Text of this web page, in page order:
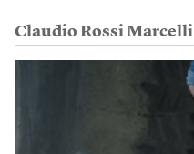
Claudio Rossi Marcelli